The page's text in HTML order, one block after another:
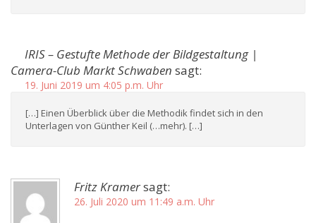
IRIS – Gestufte Methode der Bildgestaltung |
Camera-Club Markt Schwaben sagt:
19. Juni 2019 um 4:05 p.m. Uhr
[…] Einen Überblick über die Methodik findet sich in den
Unterlagen von Günther Keil (…mehr). […]
Fritz Kramersagt:
26. Juli 2020 um 11:49 a.m. Uhr